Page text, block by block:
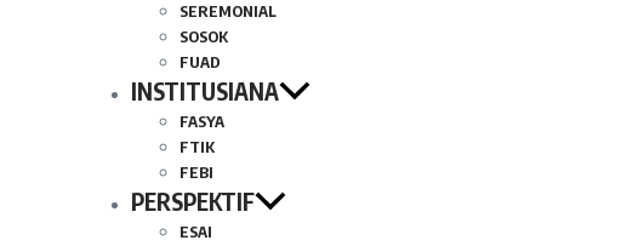
SEREMONIAL
SOSOK
FUAD
INSTITUSIANA
FASYA
FTIK
FEBI
PERSPEKTIF
ESAI